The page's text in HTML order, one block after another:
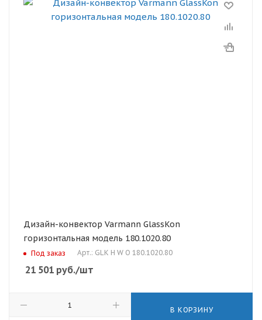
Дизайн-конвектор Varmann GlassKon
горизонтальная модель 180.1020.80
Под заказ Арт.: GLK H W O 180.1020.80
21 501 руб./шт
В КОРЗИНУ